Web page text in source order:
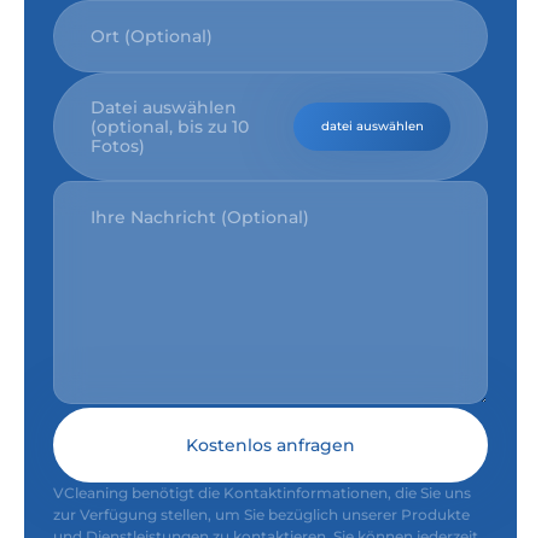
Datei auswählen
(optional, bis zu 10
Fotos)
datei auswählen
Kostenlos anfragen
VCleaning benötigt die Kontaktinformationen, die Sie uns
zur Verfügung stellen, um Sie bezüglich unserer Produkte